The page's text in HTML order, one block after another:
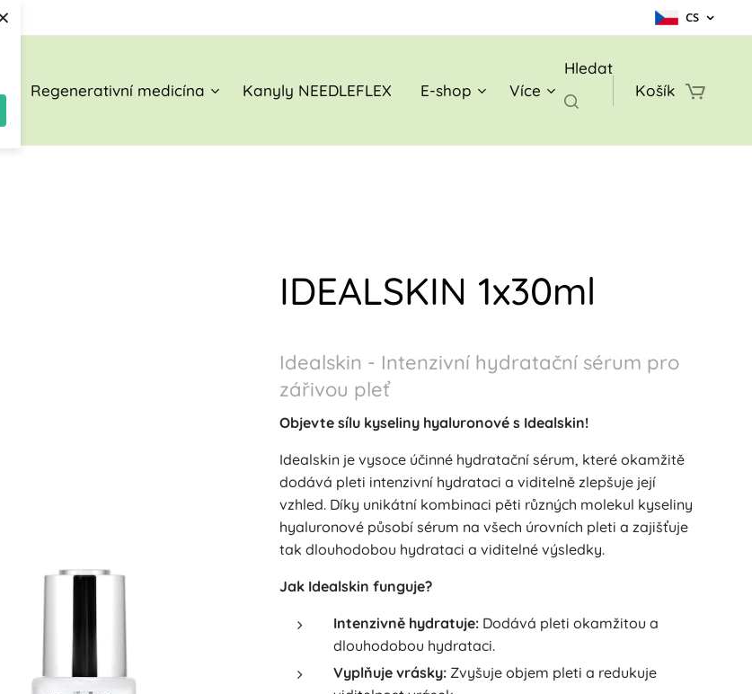
CS
Regenerativní medicína Kanyly NEEDLEFLEX E-shop Více
Hledat
Košík
IDEALSKIN 1x30ml
Idealskin - Intenzivní hydratační sérum pro
zářivou pleť
Objevte sílu kyseliny hyaluronové s Idealskin!
Idealskin je vysoce účinné hydratační sérum, které okamžitě
dodává pleti intenzivní hydrataci a viditelně zlepšuje její
vzhled. Díky unikátní kombinaci pěti různých molekul kyseliny
hyaluronové působí sérum na všech úrovních pleti a zajišťuje
tak dlouhodobou hydrataci a viditelné výsledky.
Jak Idealskin funguje?
Intenzivně hydratuje: Dodává pleti okamžitou a
dlouhodobou hydrataci.
Vyplňuje vrásky: Zvyšuje objem pleti a redukuje